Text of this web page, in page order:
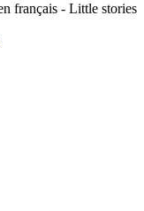
français - Little stories